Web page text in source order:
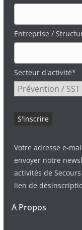
Entreprise /
Secteur d'activité*
Votre adresse e-
envoyer notre
activités de
lien de
A Propos